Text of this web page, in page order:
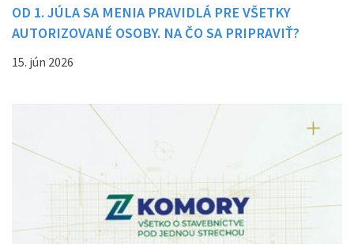
OD 1. JÚLA SA MENIA PRAVIDLÁ PRE VŠETKY
AUTORIZOVANÉ OSOBY. NA ČO SA PRIPRAVIŤ?
15. jún 2026